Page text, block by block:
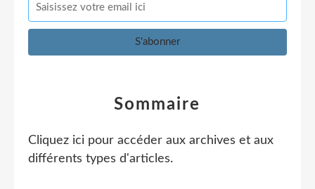
Sommaire
Cliquez ici pour accéder aux archives et aux
différents types d'articles.